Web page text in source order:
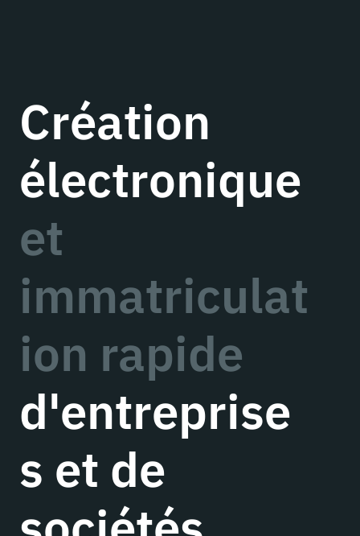
Création
électronique
et
immatriculat
ion rapide
d'entreprise
s et de